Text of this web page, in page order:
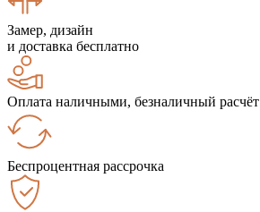
Замер, дизайн
и доставка бесплатно
Оплата наличными, безналичный расчёт
Беспроцентная рассрочка